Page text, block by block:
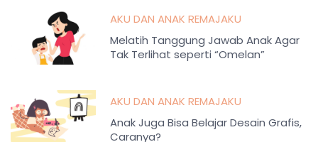
AKU DAN ANAK REMAJAKU
Melatih Tanggung Jawab Anak Agar
Tak Terlihat seperti “Omelan”
AKU DAN ANAK REMAJAKU
Anak Juga Bisa Belajar Desain Grafis,
Caranya?